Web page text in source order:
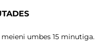
umbes 15 minutiga.